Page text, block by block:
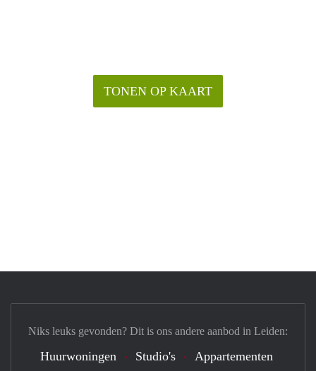
TONEN OP KAART
Niks leuks gevonden? Dit is ons andere aanbod in Leiden:
Huurwoningen Studio's Appartementen